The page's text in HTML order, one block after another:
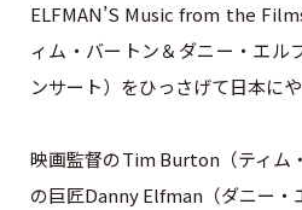
ELFMAN’S Music from the
ィム・バートン＆ダニー・エル
ンサート）をひっさげて日本にや
映画監督のTim Burton（ティム
の巨匠Danny Elfman（ダニー・